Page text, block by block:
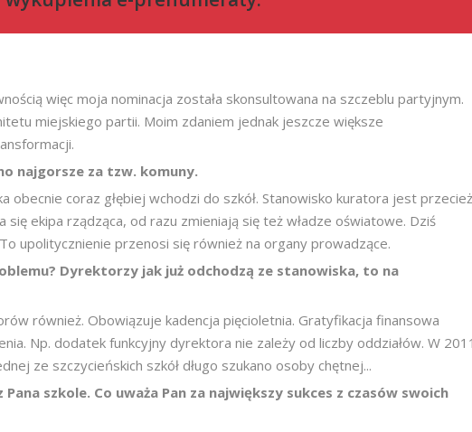
więc moja nominacja została skonsultowana na szczeblu partyjnym.
miejskiego partii. Moim zdaniem jednak jeszcze większe
najgorsze za tzw. komuny.
obecnie coraz głębiej wchodzi do szkół. Stanowisko kuratora jest przecież
się ekipa rządząca, od razu zmieniają się też władze oświatowe. Dziś
upolitycznienie przenosi się również na organy prowadzące.
Dyrektorzy jak już odchodzą ze stanowiska, to na
również. Obowiązuje kadencja pięcioletnia. Gratyfikacja finansowa
Np. dodatek funkcyjny dyrektora nie zależy od liczby oddziałów. W 2011
ze szczycieńskich szkół długo szukano osoby chętnej...
szkole. Co uważa Pan za największy sukces z czasów swoich